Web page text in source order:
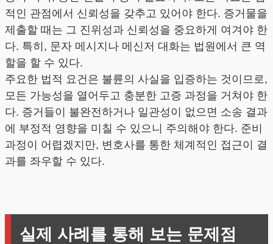
적인 관점에서 신뢰성을 갖추고 있어야 한다. 증거물을
제출할 때는 그 진위성과 신뢰성을 중요하게 여겨야 한
다. 특히, 문자 메시지나 메신저 대화는 법원에서 큰 역
할을 할 수 있다.
주요한 법적 요건은 불륜의 사실을 입증하는 것이므로,
모든 가능성을 열어두고 충분한 고증 과정을 거쳐야 한
다. 증거들이 불완전하거나 일관성이 없으면 소송 결과
에 부정적 영향을 미칠 수 있으니 주의해야 한다. 준비
과정이 어렵겠지만, 변호사를 통한 체계적인 접근이 결
과를 좌우할 수 있다.
실제 사례를 통해 보는 문제점